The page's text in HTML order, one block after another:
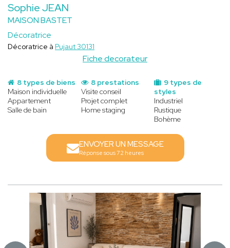
Sophie JEAN
MAISON BASTET
Décoratrice
Fiche decorateur
Décoratrice à Pujaut 30131
8 types de biens
Maison individuelle
Appartement
Salle de bain
9 types de
styles
Industriel
Rustique
Bohème
8 prestations
Visite conseil
Projet complet
Home staging
ENVOYER UN MESSAGE
Réponse sous 72 heures